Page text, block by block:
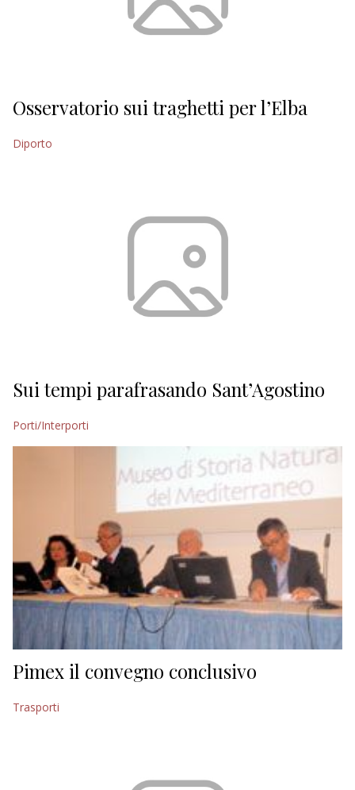
Osservatorio sui traghetti per l’Elba
Diporto
Sui tempi parafrasando Sant’Agostino
Porti/Interporti
Pimex il convegno conclusivo
Trasporti